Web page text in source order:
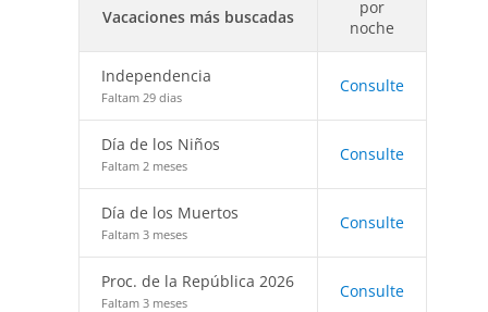
Vacaciones más buscadas
por
noche
Independencia
Faltam 29 dias
Consulte
Día de los Niños
Faltam 2 meses
Consulte
Día de los Muertos
Faltam 3 meses
Consulte
Proc. de la República 2026
Faltam 3 meses
Consulte